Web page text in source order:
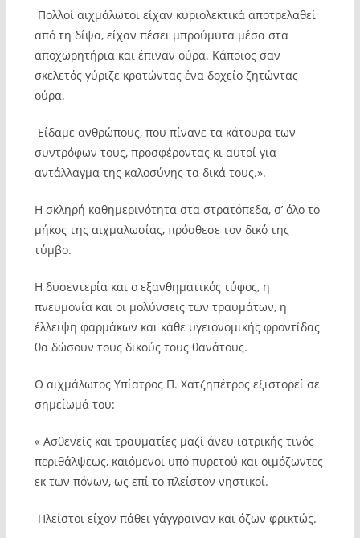
Πολλοί αιχμάλωτοι είχαν κυριολεκτικά αποτρελαθεί
από τη δίψα, είχαν πέσει μπρούμυτα μέσα στα
αποχωρητήρια και έπιναν ούρα. Κάποιος σαν
σκελετός γύριζε κρατώντας ένα δοχείο ζητώντας
ούρα.
Είδαμε ανθρώπους, που πίνανε τα κάτουρα των
συντρόφων τους, προσφέροντας κι αυτοί για
αντάλλαγμα της καλοσύνης τα δικά τους.».
Η σκληρή καθημερινότητα στα στρατόπεδα, σ’ όλο το
μήκος της αιχμαλωσίας, πρόσθεσε τον δικό της
τύμβο.
Η δυσεντερία και ο εξανθηματικός τύφος, η
πνευμονία και οι μολύνσεις των τραυμάτων, η
έλλειψη φαρμάκων και κάθε υγειονομικής φροντίδας
θα δώσουν τους δικούς τους θανάτους.
Ο αιχμάλωτος Υπίατρος Π. Χατζηπέτρος εξιστορεί σε
σημείωμά του:
« Ασθενείς και τραυματίες μαζί άνευ ιατρικής τινός
περιθάλψεως, καιόμενοι υπό πυρετού και οιμόζωντες
εκ των πόνων, ως επί το πλείστον νηστικοί.
Πλείστοι είχον πάθει γάγγραιναν και όζων φρικτώς.